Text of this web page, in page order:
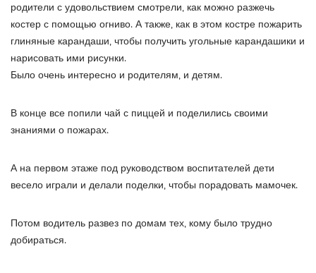
родители с удовольствием смотрели, как можно разжечь
костер с помощью огниво. А также, как в этом костре пожарить
глиняные карандаши, чтобы получить угольные карандашики и
нарисовать ими рисунки.
Было очень интересно и родителям, и детям.
В конце все попили чай с пиццей и поделились своими
знаниями о пожарах.
А на первом этаже под руководством воспитателей дети
весело играли и делали поделки, чтобы порадовать мамочек.
Потом водитель развез по домам тех, кому было трудно
добираться.